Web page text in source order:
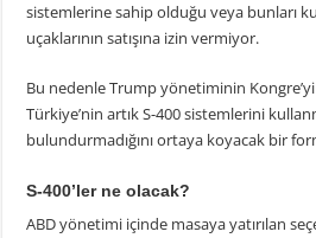
sistemlerine sahip olduğu veya bunları
uçaklarının satışına izin vermiyor.
Bu nedenle Trump yönetiminin
Türkiye’nin artık S-400 sistemlerini
bulundurmadığını ortaya koyacak bir
S-400’ler ne olacak?
ABD yönetimi içinde masaya yatırılan